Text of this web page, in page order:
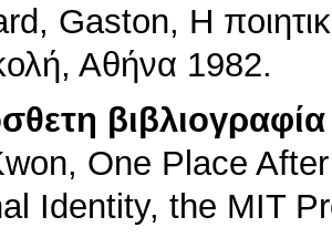
Gaston, Η
Αθήνα 1982.
βιβλιογραφία
One Place
Identity, the MIT